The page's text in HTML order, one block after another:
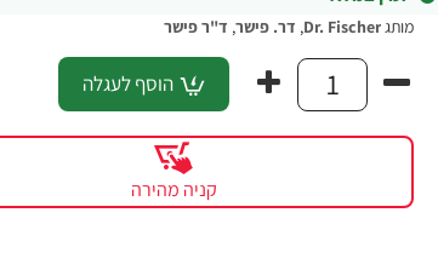
מותגDr. Fischer
, דר. פישר, ד"ר פישר
הוסף לעגלה
קניה מהירה